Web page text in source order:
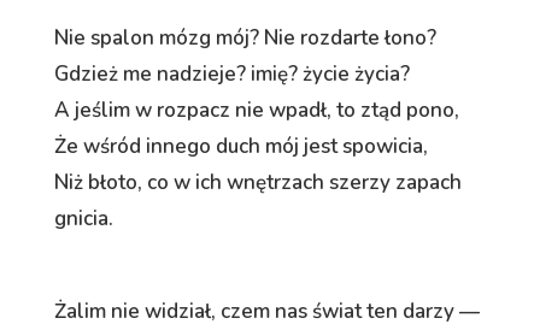
Nie spalon mózg mój? Nie rozdarte łono?
Gdzież me nadzieje? imię? życie życia?
A jeślim w rozpacz nie wpadł, to ztąd pono,
Że wśród innego duch mój jest spowicia,
Niż błoto, co w ich wnętrzach szerzy zapach
gnicia.
Żalim nie widział, czem nas świat ten darzy —